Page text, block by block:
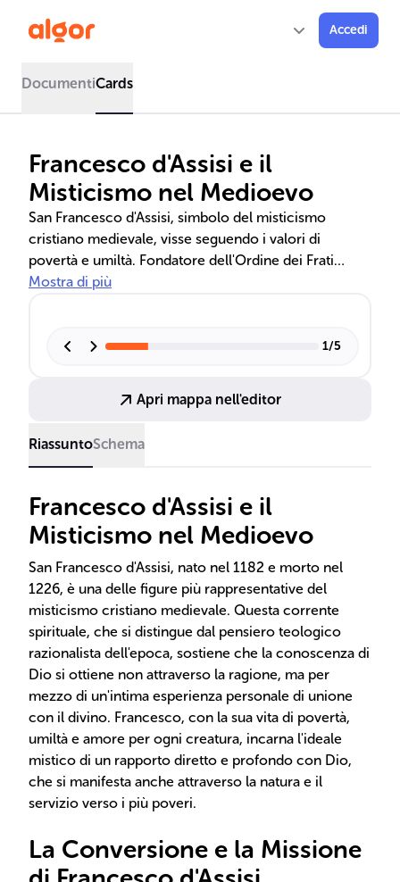
Accedi
DocumentiCards
Francesco d'Assisi e il
Misticismo nel Medioevo
San Francesco d'Assisi, simbolo del misticismo
cristiano medievale, visse seguendo i valori di
povertà e umiltà. Fondatore dell'Ordine dei Frati
Minori, la sua vita e le sue opere, come il Cantico
Mostra di più
1/5
Apri mappa nell'editor
RiassuntoSchema
Francesco d'Assisi e il
Misticismo nel Medioevo
San Francesco d'Assisi, nato nel 1182 e morto nel
1226, è una delle figure più rappresentative del
misticismo cristiano medievale. Questa corrente
spirituale, che si distingue dal pensiero teologico
razionalista dell'epoca, sostiene che la conoscenza di
Dio si ottiene non attraverso la ragione, ma per
mezzo di un'intima esperienza personale di unione
con il divino. Francesco, con la sua vita di povertà,
umiltà e amore per ogni creatura, incarna l'ideale
mistico di un rapporto diretto e profondo con Dio,
che si manifesta anche attraverso la natura e il
servizio verso i più poveri.
La Conversione e la Missione